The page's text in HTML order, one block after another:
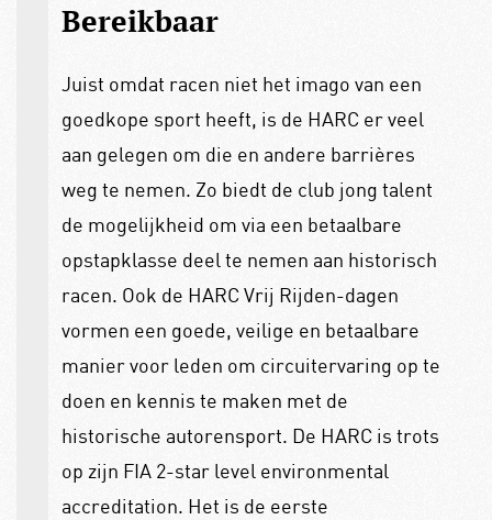
Bereikbaar
Juist omdat racen niet het imago van een
goedkope sport heeft, is de HARC er veel
aan gelegen om die en andere barrières
weg te nemen. Zo biedt de club jong talent
de mogelijkheid om via een betaalbare
opstapklasse deel te nemen aan historisch
racen. Ook de HARC Vrij Rijden-dagen
vormen een goede, veilige en betaalbare
manier voor leden om circuitervaring op te
doen en kennis te maken met de
historische autorensport. De HARC is trots
op zijn FIA 2-star level environmental
accreditation. Het is de eerste